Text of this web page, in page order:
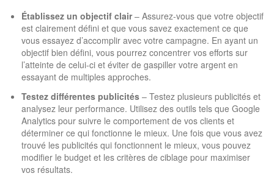
Établissez un objectif clair– Assurez-vous que votre objectif
est clairement défini et que vous savez exactement ce que
vous essayez d’accomplir avec votre campagne. En ayant un
objectif bien défini, vous pourrez concentrer vos efforts sur
l’atteinte de celui-ci et éviter de gaspiller votre argent en
essayant de multiples approches.
Testez différentes publicités – Testez plusieurs publicités et
analysez leur performance. Utilisez des outils tels que Google
Analytics pour suivre le comportement de vos clients et
déterminer ce qui fonctionne le mieux. Une fois que vous avez
trouvé les publicités qui fonctionnent le mieux, vous pouvez
modifier le budget et les critères de ciblage pour maximiser
vos résultats.